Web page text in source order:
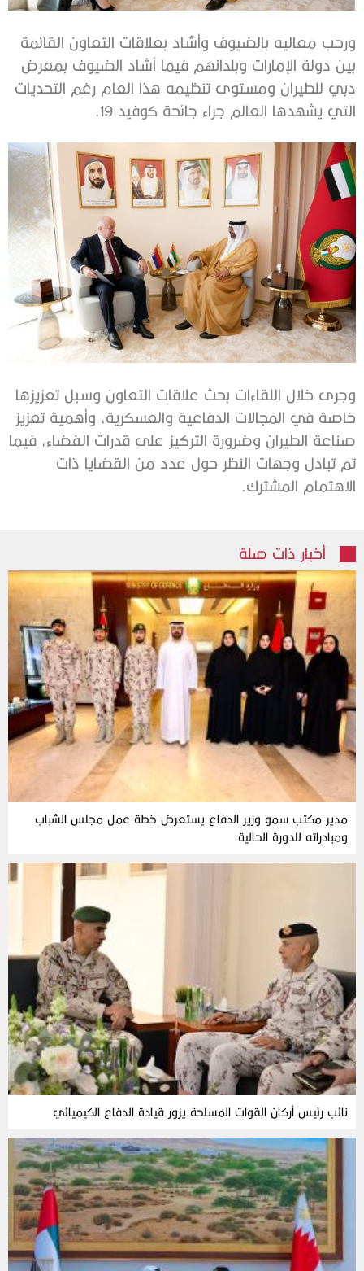
ورحب معاليه بالضيوف وأشاد بعلاقات التعاون القائمة
بين دولة الإمارات وبلدانهم فيما أشاد الضيوف بمعرض
دبي للطيران ومستوى تنظيمه هذا العام رغم التحديات
التي يشهدها العالم جراء جائحة كوفيد 19.
وجرى خلال اللقاءات بحث علاقات التعاون وسبل تعزيزها
خاصة في المجالات الدفاعية والعسكرية، وأهمية تعزيز
صناعة الطيران وضرورة التركيز على قدرات الفضاء، فيما
تم تبادل وجهات النظر حول عدد من القضايا ذات
الاهتمام المشترك.
أخبار ذات صلة
مدير مكتب سمو وزير الدفاع يستعرض خطة عمل مجلس الشباب
ومبادراته للدورة الحالية
نائب رئيس أركان القوات المسلحة يزور قيادة الدفاع الكيميائي